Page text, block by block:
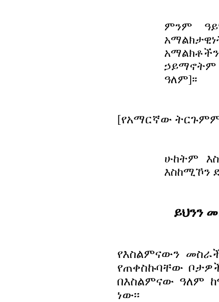
ምንም
ኃይማኖትም
ዓለም]፡፡
[የአማርኛው
ሁከትም
እስከሚኾን
ይህንን
የእስልምናውን
የጠቀስኩባቸው
በእስልምናው ዓለም
ነው፡፡